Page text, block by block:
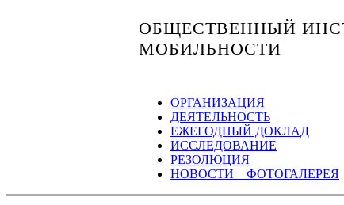
ОБЩЕСТВЕННЫЙ
МОБИЛЬНОСТИ
ОРГАНИЗАЦИЯ
ДЕЯТЕЛЬНОСТЬ
ЕЖЕГОДНЫЙ ДОКЛАД
ИССЛЕДОВАНИЕ
РЕЗОЛЮЦИЯ
НОВОСТИ ФОТОГАЛЕРЕЯ